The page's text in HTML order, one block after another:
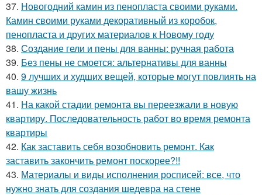
37. Новогодний камин из пенопласта своими руками.
Камин своими руками декоративный из коробок,
пенопласта и других материалов к Новому году
38. Создание гели и пены для ванны: ручная работа
39. Без пены не смоется: альтернативы для ванны
40. 9 лучших и худших вещей, которые могут повлиять на
вашу жизнь
41. На какой стадии ремонта вы переезжали в новую
квартиру. Последовательность работ во время ремонта
квартиры
42. Как заставить себя возобновить ремонт. Как
заставить закончить ремонт поскорее?!!
43. Материалы и виды исполнения росписей: все, что
нужно знать для создания шедевра на стене